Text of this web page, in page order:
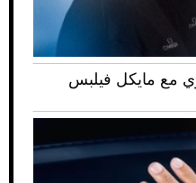
مع مايكل فيلبس